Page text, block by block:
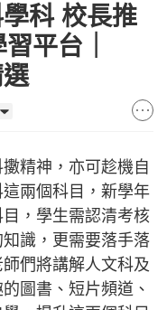
科 校長推
平台｜
精神，亦可趁機自
兩個科目，新學年
，學生需認清考核
識，更需要落手落
們將講解人文科及
圖書、短片頻道、